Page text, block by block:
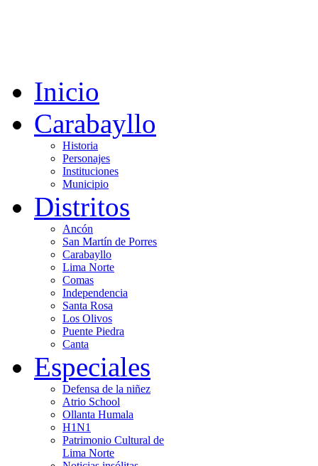
Inicio
Carabayllo
Historia
Personajes
Instituciones
Municipio
Distritos
Ancón
San Martín de Porres
Carabayllo
Lima Norte
Comas
Independencia
Santa Rosa
Los Olivos
Puente Piedra
Canta
Especiales
Defensa de la niñez
Atrio School
Ollanta Humala
H1N1
Patrimonio Cultural de
Lima Norte